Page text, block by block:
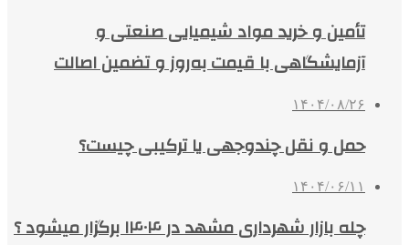
تأمین و خرید مواد شیمیایی صنعتی و
آزمایشگاهی با قیمت به‌روز و تضمین اصالت
۱۴۰۴/۰۸/۲۶
حمل و نقل چندوجهی یا ترکیبی چیست؟
۱۴۰۴/۰۶/۱۱
چله بازار شهرداری مشهد در ۱۴۰۴ برگزار میشود ؟